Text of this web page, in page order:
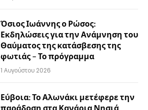
Όσιος Ιωάννης ο Ρώσος:
Εκδηλώσεις για την Ανάμνηση του
Θαύματος της κατάσβεσης της
φωτιάς – Το πρόγραμμα
1 Αυγούστου 2026
Εύβοια: Το Αλωνάκι μετέφερε την
παράδοση στα Κανάρια Νησιά